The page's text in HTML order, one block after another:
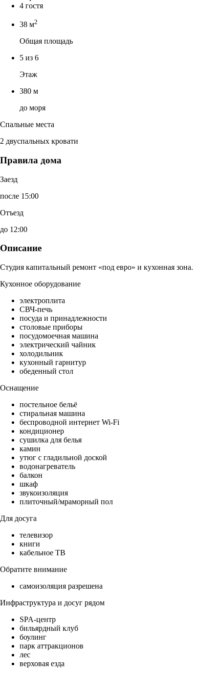
4 гостя
38 м2
Общая площадь
5 из 6
Этаж
380 м
до моря
Спальные места
2 двуспальных кровати
Правила дома
Заезд
после 15:00
Отъезд
до 12:00
Описание
Студия капитальный ремонт «под евро» и кухонная зона.
Кухонное оборудование
электроплита
СВЧ-печь
посуда и принадлежности
столовые приборы
посудомоечная машина
электрический чайник
холодильник
кухонный гарнитур
обеденный стол
Оснащение
постельное бельё
стиральная машина
беспроводной интернет Wi-Fi
кондиционер
сушилка для белья
камин
утюг с гладильной доской
водонагреватель
балкон
шкаф
звукоизоляция
плиточный/мраморный пол
Для досуга
телевизор
книги
кабельное ТВ
Обратите внимание
самоизоляция разрешена
Инфраструктура и досуг рядом
SPA-центр
бильярдный клуб
боулинг
парк аттракционов
лес
верховая езда